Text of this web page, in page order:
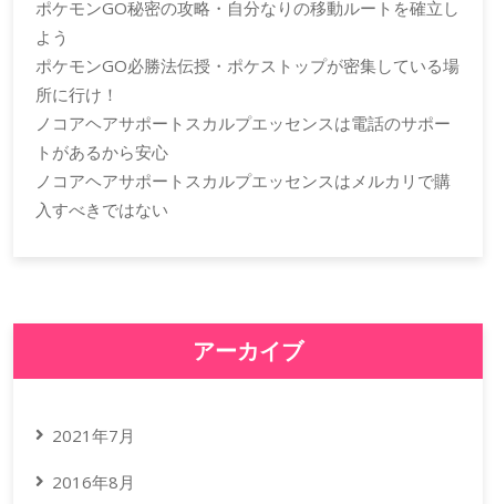
ポケモンGO秘密の攻略・自分なりの移動ルートを確立し
よう
ポケモンGO必勝法伝授・ポケストップが密集している場
所に行け！
ノコアヘアサポートスカルプエッセンスは電話のサポー
トがあるから安心
ノコアヘアサポートスカルプエッセンスはメルカリで購
入すべきではない
アーカイブ
2021年7月
2016年8月